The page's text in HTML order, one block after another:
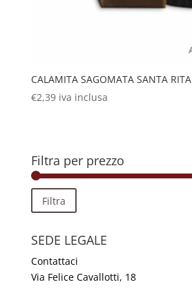
CALAMITA SAGOMATA SANTA RITA
€2,39 iva inclusa
Filtra per prezzo
Filtra
SEDE LEGALE
Contattaci
Via Felice Cavallotti, 18